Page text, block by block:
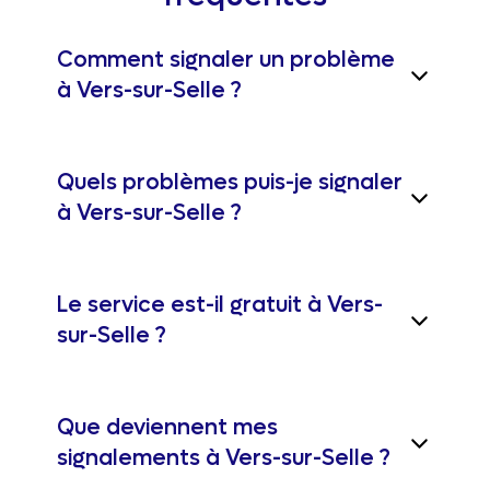
Comment signaler un problème
à Vers-sur-Selle ?
Quels problèmes puis-je signaler
à Vers-sur-Selle ?
Le service est-il gratuit à Vers-
sur-Selle ?
Que deviennent mes
signalements à Vers-sur-Selle ?